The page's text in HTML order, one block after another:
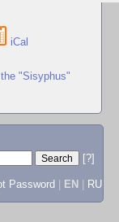
iCal
"Sisyphus"
[?]
Password EN RU